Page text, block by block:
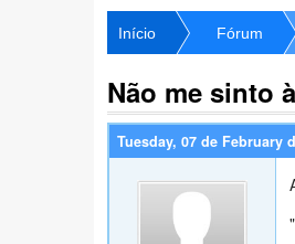
Início Fórum
Não me sinto
Tuesday, 07 de February